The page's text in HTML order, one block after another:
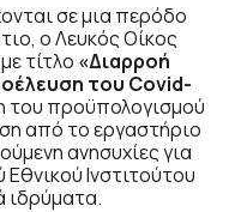
σε μια περόδο
ο Λευκός Οίκος
τίτλο «Διαρροή
του Covid-
του προϋπολογισμού
από το εργαστήριο
ανησυχίες για
Εθνικού Ινστιτούτου
ιδρύματα.